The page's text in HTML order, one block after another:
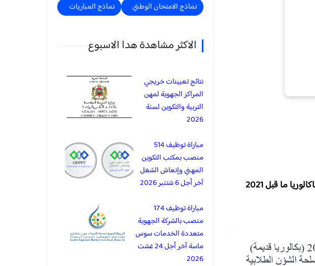
الكلية متعددة التخصصات اسفي إعلان بخصوص فتح باب التسجيل أمام المترشحين الحاملين للباكالوريا ما قبل 2021
نماذج الامتحان الوطني
نماذج المباريات
الاكثر مشاهدة هدا الاسبوع
نتائج تعيينات خريجي
المراكز الجهوية لمهن
التربية والتكوين لسنة
2026
مباراة توظيف 514
منصب بمكتب التكوين
المهني وإنعاش الشغل
آخر أجل 6 شتنبر 2026
مباراة توظيف 174
منصب بالشركة الجهوية
متعددة الخدمات سوس
ماسة آخر أجل 24 غشت
2026